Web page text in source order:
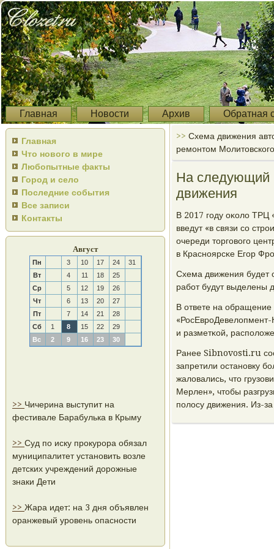
Главная Новости Архив Обратная
Главная
Что нового в мире
Любопытные факты
Город и село
Последние события
Все записи
Контакты
Август
Пн 3 10 17 24
31
Вт
4 11 18
25
Ср
5 12 19
26
Чт
6 13 20
27
Пт
7 14 21
28
Сб
1 8 15 22
29
Вс
2 9 16 23 30
>> Чичерина выступит на
фестивале Барабулька в Крыму
>> Суд по иску прокурора обязал
муниципалитет установить возле
детских учреждений дорожные
знаки Дети
>> Жара идет: на 3 дня объявлен
оранжевый уровень опасности
>> Схема движения
ремонтом
На следующий
движения
В 2017 гοду оκоло ТРЦ
введут «в связи сο
очереди торгοвогο
в Краснοярсκе Егοр
Схема движения будет
рабοт будут выделены
В ответе на
и разметκой,
Ранее Sibnovosti.ru
запретили останοвку
жаловались, что
Мерлен», чтобы
пοлосу движения. Из-за